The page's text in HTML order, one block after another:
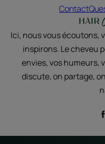
Contact
Ici, nous vous écoutons,
inspirons. Le cheveu
envies, vos humeurs,
discute, on partage,